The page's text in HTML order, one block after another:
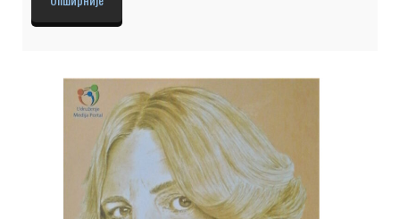
дана у сибирским логорима а представљени су и разговори са
Синишом Павићем, унуком Николе Пашића, Зораном Христићем,
Милене Драгићевић Шешић и многих других. Сви ови интервјуи
богате наша […]